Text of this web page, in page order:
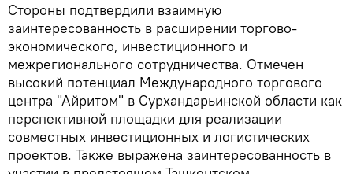
Стороны подтвердили взаимную
заинтересованность в расширении торгово-
экономического, инвестиционного и
межрегионального сотрудничества. Отмечен
высокий потенциал Международного торгового
центра "Айритом" в Сурхандарьинской области как
перспективной площадки для реализации
совместных инвестиционных и логистических
проектов. Также выражена заинтересованность в